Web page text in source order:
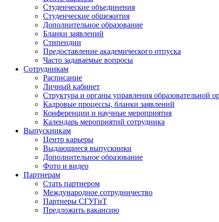
Студенческие объединения
Студенческие общежития
Дополнительное образование
Бланки заявлений
Стипендии
Предоставление академического отпуска
Часто задаваемые вопросы
Сотрудникам
Расписание
Личный кабинет
Структура и органы управления образовательной
Кадровые процессы, бланки заявлений
Конференции и научные мероприятия
Календарь мероприятий сотрудника
Выпускникам
Центр карьеры
Выдающиеся выпускники
Дополнительное образование
Фото и видео
Партнерам
Стать партнером
Международное сотрудничество
Партнеры СГУГиТ
Предложить вакансию